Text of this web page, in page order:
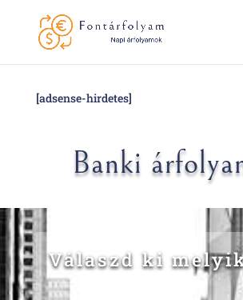
[adsense-hirdetes]
Banki
Válaszd ki